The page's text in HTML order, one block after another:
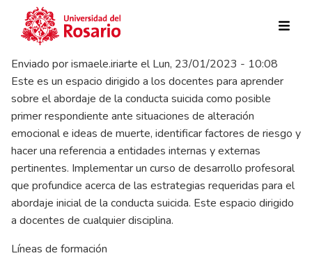
Pasar al contenido principal
Enviado porismaele.iriarte elLun, 23/01/2023 - 10:08
Este es un espacio dirigido a los docentes para aprender
sobre el abordaje de la conducta suicida como posible
primer respondiente ante situaciones de alteración
emocional e ideas de muerte, identificar factores de riesgo y
hacer una referencia a entidades internas y externas
pertinentes. Implementar un curso de desarrollo profesoral
que profundice acerca de las estrategias requeridas para el
abordaje inicial de la conducta suicida. Este espacio dirigido
a docentes de cualquier disciplina.
Líneas de formación